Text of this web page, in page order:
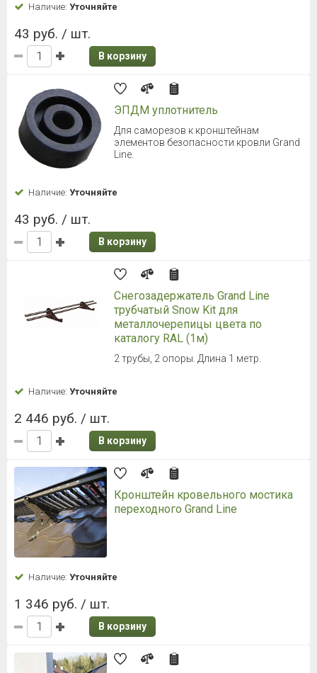
Наличие: Уточняйте
43 руб. / шт.
В корзину
ЭПДМ уплотнитель
Для саморезов к кронштейнам
элементов безопасности кровли Grand
Line.
Наличие: Уточняйте
43 руб. / шт.
В корзину
Снегозадержатель Grand Line
трубчатый Snow Kit для
металлочерепицы цвета по
каталогу RAL (1м)
2 трубы, 2 опоры. Длина 1 метр.
Наличие: Уточняйте
2 446 руб. / шт.
В корзину
Кронштейн кровельного мостика
переходного Grand Line
Наличие: Уточняйте
1 346 руб. / шт.
В корзину